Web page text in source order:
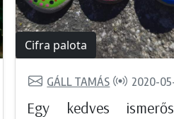
Cifra palota
GÁLL TAMÁS 2020-
Egy kedves